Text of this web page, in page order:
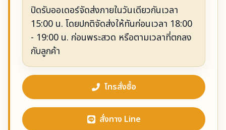
ปิดรับออเดอร์จัดส่งภายในวันเดียวกันเวลา
15:00 น. โดยปกติจัดส่งให้ทันก่อนเวลา 18:00
- 19:00 น. ก่อนพระสวด หรือตามเวลาที่ตกลง
กับลูกค้า
โทรสั่งซื้อ
สั่งทาง Line